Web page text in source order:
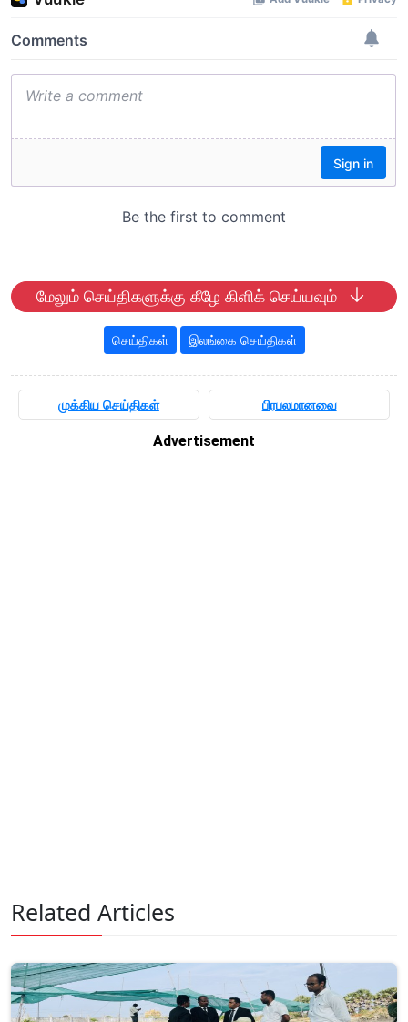
மேலும் செய்திகளுக்கு கீழே கிளிக் செய்யவும்
செய்திகள் இலங்கை செய்திகள்
முக்கிய செய்திகள் பிரபலமானவை
Advertisement
Related Articles